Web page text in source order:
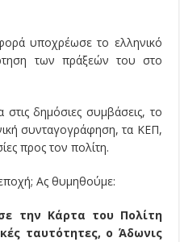
υποχρέωσε το ελληνικό
των πράξεών του στο
δημόσιες συμβάσεις, το
συνταγογράφηση, τα ΚΕΠ,
προς τον πολίτη.
εποχή; Ας θυμηθούμε:
την Κάρτα του Πολίτη
ταυτότητες, ο Άδωνις